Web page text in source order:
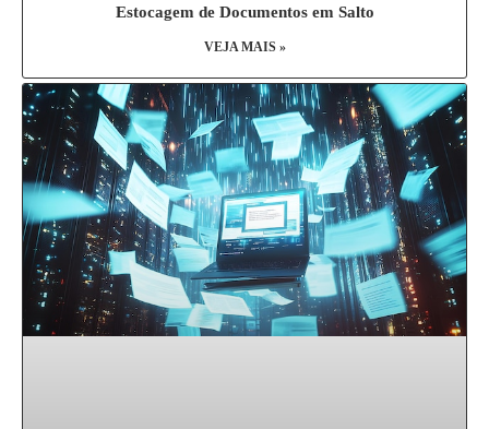
Estocagem de Documentos em Salto
VEJA MAIS »